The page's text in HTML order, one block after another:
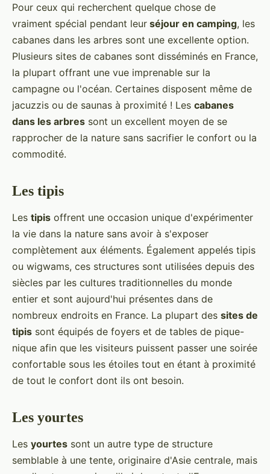
Pour ceux qui recherchent quelque chose de
vraiment spécial pendant leur séjour en camping, les
cabanes dans les arbres sont une excellente option.
Plusieurs sites de cabanes sont disséminés en France,
la plupart offrant une vue imprenable sur la
campagne ou l'océan. Certaines disposent même de
jacuzzis ou de saunas à proximité ! Les cabanes
dans les arbres sont un excellent moyen de se
rapprocher de la nature sans sacrifier le confort ou la
commodité.
Les tipis
Les tipis offrent une occasion unique d'expérimenter
la vie dans la nature sans avoir à s'exposer
complètement aux éléments. Également appelés tipis
ou wigwams, ces structures sont utilisées depuis des
siècles par les cultures traditionnelles du monde
entier et sont aujourd'hui présentes dans de
nombreux endroits en France. La plupart des sites de
tipis sont équipés de foyers et de tables de pique-
nique afin que les visiteurs puissent passer une soirée
confortable sous les étoiles tout en étant à proximité
de tout le confort dont ils ont besoin.
Les yourtes
Les yourtes sont un autre type de structure
semblable à une tente, originaire d'Asie centrale, mais